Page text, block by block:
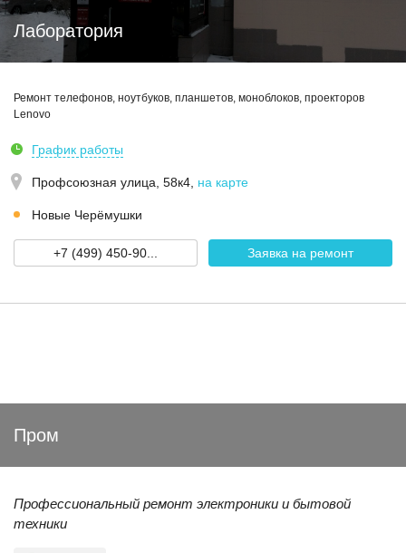
Лаборатория
Ремонт телефонов, ноутбуков, планшетов, моноблоков, проекторов
Lenovo
График работы
Профсоюзная улица, 58к4 на карте
Новые Черёмушки
+7 (499) 450-90... Заявка на ремонт
Пром
Профессиональный ремонт электроники и бытовой
техники